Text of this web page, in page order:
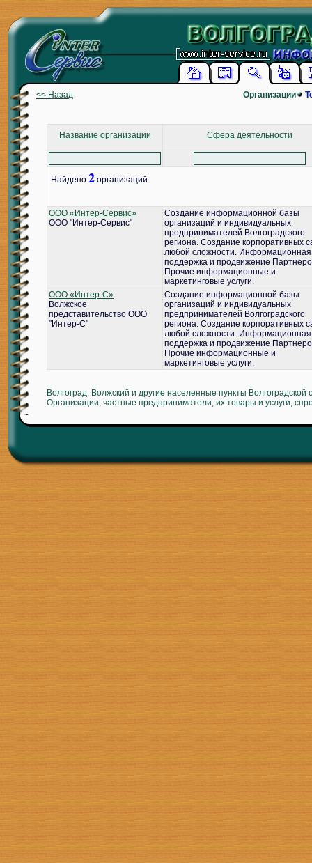
<< Назад Организации
Название организации Сфера деятельности
Найдено 2 организаций
ООО «Интер-Сервис»
ООО "Интер-Сервис"
Создание информационной базы
организаций и индивидуальных
предпринимателей Волгоградского
региона. Создание корпоративных
любой сложности. Информационная
поддержка и продвижение
Прочие информационные и
маркетинговые услуги.
ООО «Интер-С»
Волжское
представительство ООО
"Интер-С"
Создание информационной базы
организаций и индивидуальных
предпринимателей Волгоградского
региона. Создание корпоративных
любой сложности. Информационная
поддержка и продвижение
Прочие информационные и
маркетинговые услуги.
Волгоград, Волжский и другие населенные пункты Волгоградской
Организации, частные предприниматели, их товары и услуги,